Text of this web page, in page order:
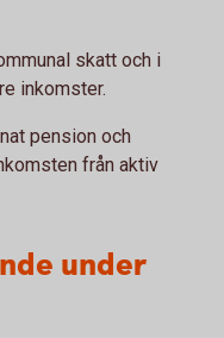
skatt och i
inkomster.
pension och
från aktiv
under